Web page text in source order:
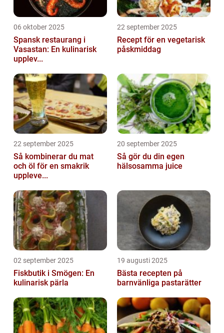
06 oktober 2025
Spansk restaurang i
Vasastan: En kulinarisk
upplev...
22 september 2025
Recept för en vegetarisk
påskmiddag
22 september 2025
Så kombinerar du mat
och öl för en smakrik
uppleve...
20 september 2025
Så gör du din egen
hälsosamma juice
02 september 2025
Fiskbutik i Smögen: En
kulinarisk pärla
19 augusti 2025
Bästa recepten på
barnvänliga pastarätter